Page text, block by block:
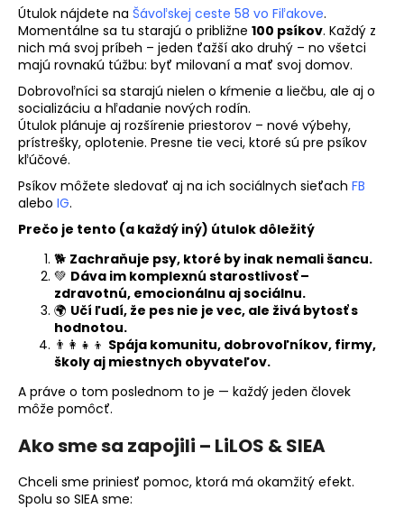
Útulok nájdete na Šávoľskej ceste 58 vo Fiľakove.
Momentálne sa tu starajú o približne 100 psíkov. Každý z
nich má svoj príbeh – jeden ťažší ako druhý – no všetci
majú rovnakú túžbu: byť milovaní a mať svoj domov.
Dobrovoľníci sa starajú nielen o kŕmenie a liečbu, ale aj o
socializáciu a hľadanie nových rodín.
Útulok plánuje aj rozšírenie priestorov – nové výbehy,
prístrešky, oplotenie. Presne tie veci, ktoré sú pre psíkov
kľúčové.
Psíkov môžete sledovať aj na ich sociálnych sieťach FB
alebo IG.
Prečo je tento (a každý iný) útulok dôležitý
🐕 Zachraňuje psy, ktoré by inak nemali šancu.
💚 Dáva im komplexnú starostlivosť –
zdravotnú, emocionálnu aj sociálnu.
🌍 Učí ľudí, že pes nie je vec, ale živá bytosť s
hodnotou.
👨‍👩‍👧‍👦 Spája komunitu, dobrovoľníkov, firmy,
školy aj miestnych obyvateľov.
A práve o tom poslednom to je — každý jeden človek
môže pomôcť.
Ako sme sa zapojili – LiLOS & SIEA
Chceli sme priniesť pomoc, ktorá má okamžitý efekt.
Spolu so SIEA sme:
č
a
m
e